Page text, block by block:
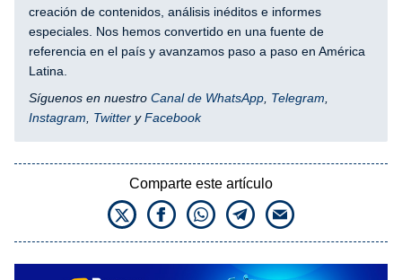
creación de contenidos, análisis inéditos e informes
especiales. Nos hemos convertido en una fuente de
referencia en el país y avanzamos paso a paso en América
Latina.
Síguenos en nuestro Canal de WhatsApp Telegram
Instagram
Twitter yFacebook
Comparte este artículo